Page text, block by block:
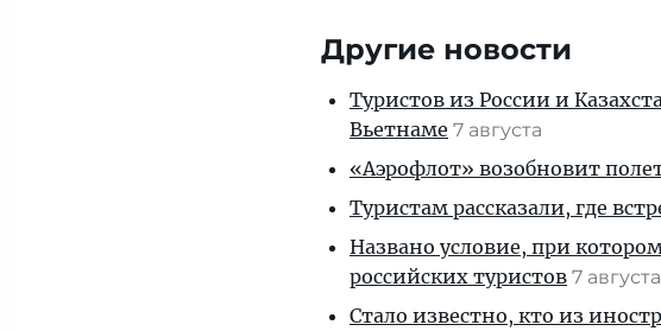
Другие новости
Туристов из России и
Вьетнаме 7 августа
«Аэрофлот» возобновит
Туристам рассказали, где
Названо условие, при
российских туристов 7 августа
Стало известно, кто из